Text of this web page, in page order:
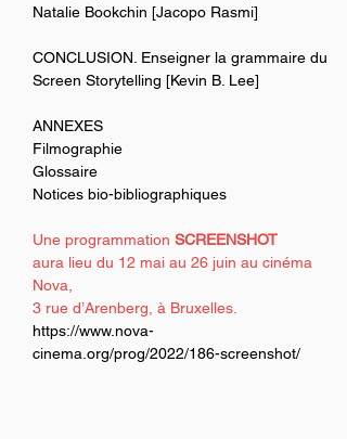
Natalie Bookchin [Jacopo Rasmi]
CONCLUSION. Enseigner la grammaire du
Screen Storytelling [Kevin B. Lee]
ANNEXES
Filmographie
Glossaire
Notices bio-bibliographiques
Une programmation SCREENSHOT
aura lieu du 12 mai au 26 juin au cinéma
Nova,
3 rue d’Arenberg, à Bruxelles.
https://www.nova-
cinema.org/prog/2022/186-screenshot/